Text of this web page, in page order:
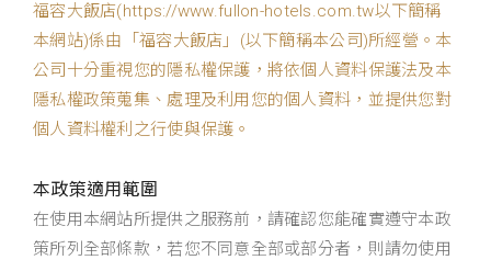
福容大飯店(https://www.fullon-hotels.com.tw以下簡稱
本網站)係由「福容大飯店」(以下簡稱本公司)所經營。本
公司十分重視您的隱私權保護，將依個人資料保護法及本
隱私權政策蒐集、處理及利用您的個人資料，並提供您對
個人資料權利之行使與保護。
本政策適用範圍
在使用本網站所提供之服務前，請確認您能確實遵守本政
策所列全部條款，若您不同意全部或部分者，則請勿使用